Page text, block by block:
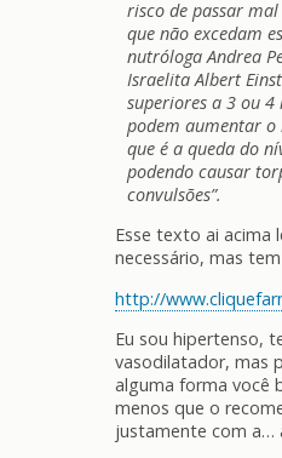
risco de passar
que não excedam
nutróloga Andrea
Israelita Albert
superiores a 3 ou
podem aumentar
que é a queda do
podendo causar
convulsões”.
Esse texto ai acima
necessário, mas
http://
Eu sou hipertenso,
vasodilatador, mas
alguma forma você
menos que o
justamente com a…